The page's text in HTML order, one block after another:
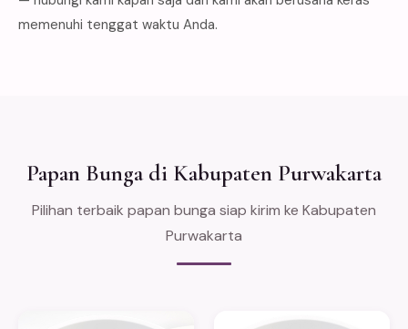
memenuhi tenggat waktu Anda.
Papan Bunga di Kabupaten Purwakarta
Pilihan terbaik papan bunga siap kirim ke Kabupaten
Purwakarta